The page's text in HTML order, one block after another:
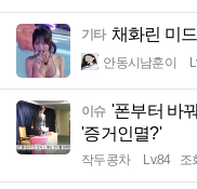
기타 채화린 미
안동시남훈이
이슈 '폰부터 바
'증거인멸?'
작두콩차 Lv.84 조